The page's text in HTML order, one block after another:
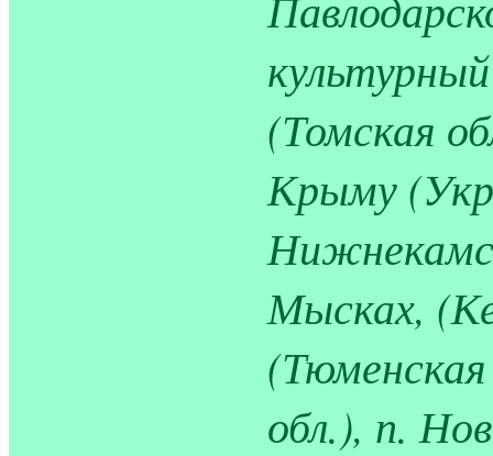
(Томская
Крыму
Мысках,
обл.), п.